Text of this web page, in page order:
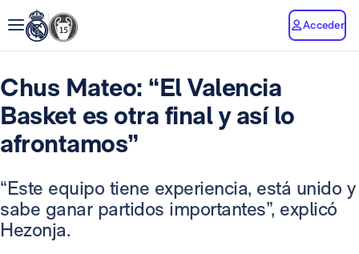
Acceder
Chus Mateo: “El Valencia
Basket es otra final y así lo
afrontamos”
“Este equipo tiene experiencia, está unido y
sabe ganar partidos importantes”, explicó
Hezonja.